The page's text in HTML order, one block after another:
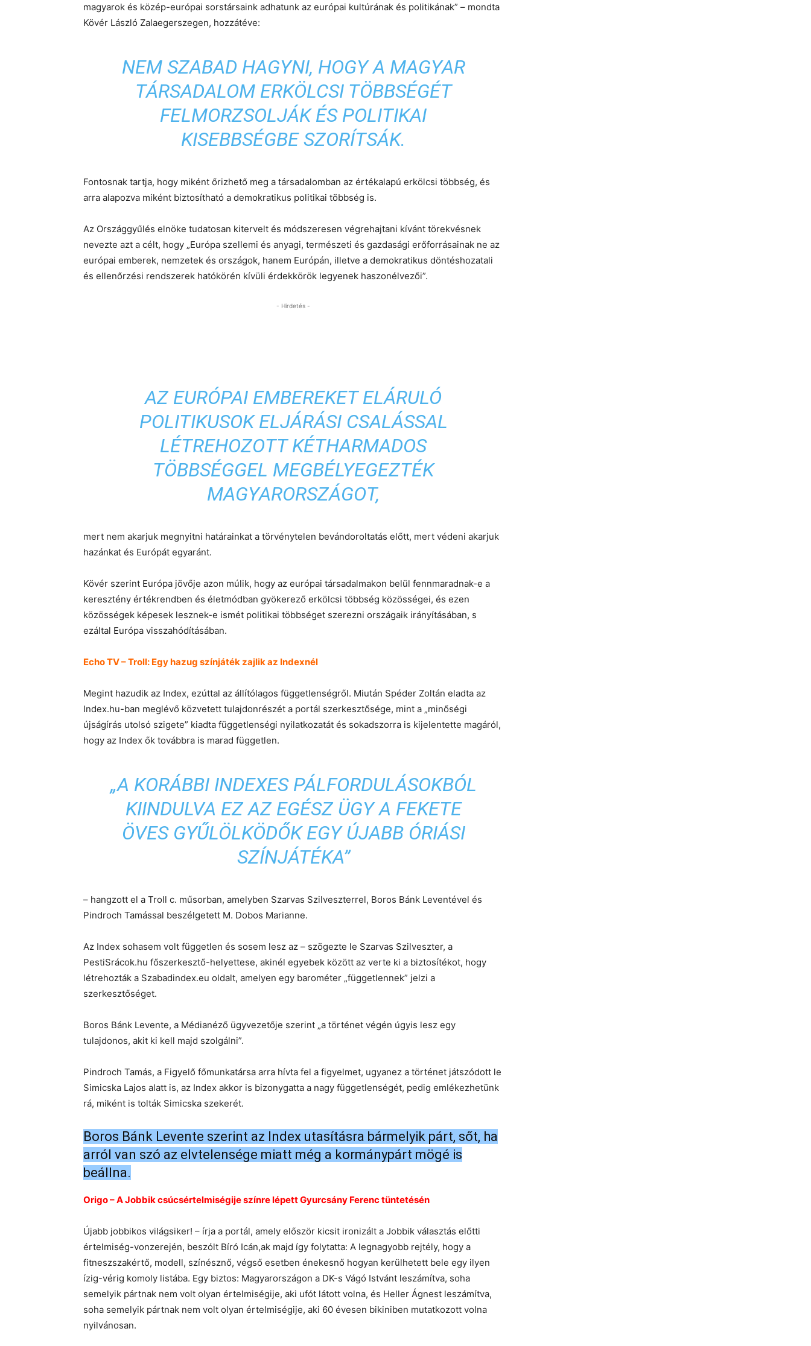
magyarok és közép-európai sorstársaink adhatunk az európai kultúrának és politikának” – mondta
Kövér László Zalaegerszegen, hozzátéve:
NEM SZABAD HAGYNI, HOGY A MAGYAR
TÁRSADALOM ERKÖLCSI TÖBBSÉGÉT
FELMORZSOLJÁK ÉS POLITIKAI
KISEBBSÉGBE SZORÍTSÁK.
Fontosnak tartja, hogy miként őrizhető meg a társadalomban az értékalapú erkölcsi többség, és
arra alapozva miként biztosítható a demokratikus politikai többség is.
Az Országgyűlés elnöke tudatosan kitervelt és módszeresen végrehajtani kívánt törekvésnek
nevezte azt a célt, hogy „Európa szellemi és anyagi, természeti és gazdasági erőforrásainak ne az
európai emberek, nemzetek és országok, hanem Európán, illetve a demokratikus döntéshozatali
és ellenőrzési rendszerek hatókörén kívüli érdekkörök legyenek haszonélvezői”.
- Hirdetés -
AZ EURÓPAI EMBEREKET ELÁRULÓ
POLITIKUSOK ELJÁRÁSI CSALÁSSAL
LÉTREHOZOTT KÉTHARMADOS
TÖBBSÉGGEL MEGBÉLYEGEZTÉK
MAGYARORSZÁGOT,
mert nem akarjuk megnyitni határainkat a törvénytelen bevándoroltatás előtt, mert védeni akarjuk
hazánkat és Európát egyaránt.
Kövér szerint Európa jövője azon múlik, hogy az európai társadalmakon belül fennmaradnak-e a
keresztény értékrendben és életmódban gyökerező erkölcsi többség közösségei, és ezen
közösségek képesek lesznek-e ismét politikai többséget szerezni országaik irányításában, s
ezáltal Európa visszahódításában.
Echo TV – Troll: Egy hazug színjáték zajlik az Indexnél
Megint hazudik az Index, ezúttal az állítólagos függetlenségről. Miután Spéder Zoltán eladta az
Index.hu-ban meglévő közvetett tulajdonrészét a portál szerkesztősége, mint a „minőségi
újságírás utolsó szigete” kiadta függetlenségi nyilatkozatát és sokadszorra is kijelentette magáról,
hogy az Index ők továbbra is marad független.
„A KORÁBBI INDEXES PÁLFORDULÁSOKBÓL
KIINDULVA EZ AZ EGÉSZ ÜGY A FEKETE
ÖVES GYŰLÖLKÖDŐK EGY ÚJABB ÓRIÁSI
SZÍNJÁTÉKA”
– hangzott el a Troll c. műsorban, amelyben Szarvas Szilveszterrel, Boros Bánk Leventével és
Pindroch Tamással beszélgetett M. Dobos Marianne.
Az Index sohasem volt független és sosem lesz az – szögezte le Szarvas Szilveszter, a
PestiSrácok.hu főszerkesztő-helyettese, akinél egyebek között az verte ki a biztosítékot, hogy
létrehozták a Szabadindex.eu oldalt, amelyen egy barométer „függetlennek” jelzi a
szerkesztőséget.
Boros Bánk Levente, a Médianéző ügyvezetője szerint „a történet végén úgyis lesz egy
tulajdonos, akit ki kell majd szolgálni”.
Pindroch Tamás, a Figyelő főmunkatársa arra hívta fel a figyelmet, ugyanez a történet játszódott le
Simicska Lajos alatt is, az Index akkor is bizonygatta a nagy függetlenségét, pedig emlékezhetünk
rá, miként is tolták Simicska szekerét.
Boros Bánk Levente szerint az Index utasításra bármelyik párt, sőt, ha
arról van szó az elvtelensége miatt még a kormánypárt mögé is
beállna.
Origo – A Jobbik csúcsértelmiségije színre lépett Gyurcsány Ferenc tüntetésén
Újabb jobbikos világsiker! – írja a portál, amely először kicsit ironizált a Jobbik választás előtti
értelmiség-vonzerején, beszólt Bíró Icán,ak majd így folytatta: A legnagyobb rejtély, hogy a
fitneszszakértő, modell, színésznő, végső esetben énekesnő hogyan kerülhetett bele egy ilyen
ízig-vérig komoly listába. Egy biztos: Magyarországon a DK-s Vágó Istvánt leszámítva, soha
semelyik pártnak nem volt olyan értelmiségije, aki ufót látott volna, és Heller Ágnest leszámítva,
soha semelyik pártnak nem volt olyan értelmiségije, aki 60 évesen bikiniben mutatkozott volna
nyilvánosan.